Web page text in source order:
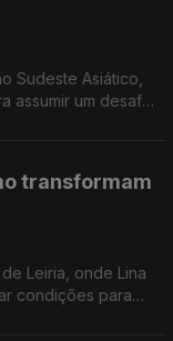
Sudeste Asiático,
assumir um desafio
transformam
Leiria, onde Lina
condições para